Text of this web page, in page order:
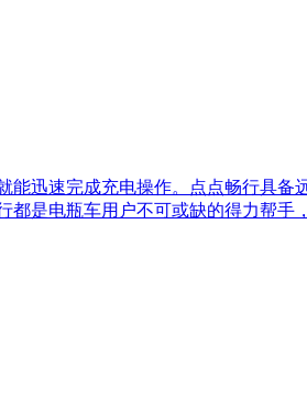
迅速完成充电操作。点点畅行具
是电瓶车用户不可或缺的得力帮手